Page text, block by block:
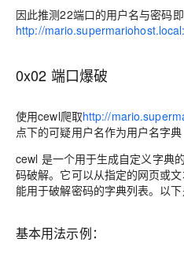
因此推测22端口的用户名与密码
http://
0x02 端口爆破
使用cewl爬取http://
点下的可疑用户名作为用户名字典
cewl 是一个用于生成自定义字典
码破解。它可以从指定的网页或
能用于破解密码的字典列表。以
基本用法示例：